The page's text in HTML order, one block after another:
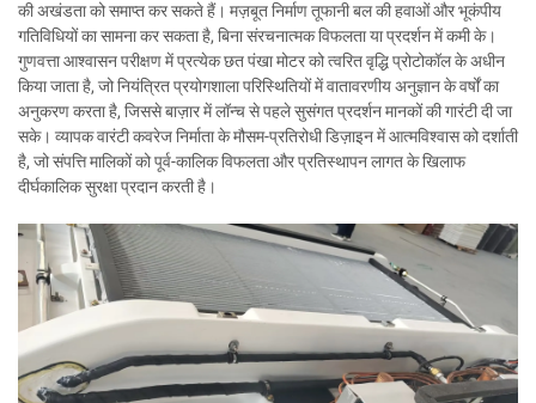
की अखंडता को समाप्त कर सकते हैं। मज़बूत निर्माण तूफानी बल की हवाओं और भूकंपीय
गतिविधियों का सामना कर सकता है, बिना संरचनात्मक विफलता या प्रदर्शन में कमी के।
गुणवत्ता आश्वासन परीक्षण में प्रत्येक छत पंखा मोटर को त्वरित वृद्धि प्रोटोकॉल के अधीन
किया जाता है, जो नियंत्रित प्रयोगशाला परिस्थितियों में वातावरणीय अनुज्ञान के वर्षों का
अनुकरण करता है, जिससे बाज़ार में लॉन्च से पहले सुसंगत प्रदर्शन मानकों की गारंटी दी जा
सके। व्यापक वारंटी कवरेज निर्माता के मौसम-प्रतिरोधी डिज़ाइन में आत्मविश्वास को दर्शाती
है, जो संपत्ति मालिकों को पूर्व-कालिक विफलता और प्रतिस्थापन लागत के खिलाफ
दीर्घकालिक सुरक्षा प्रदान करती है।